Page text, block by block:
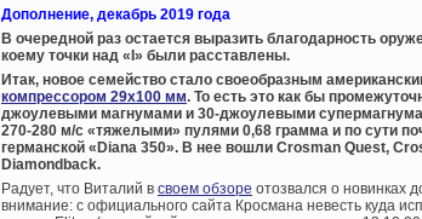
Дополнение, декабрь 2019 года
В очередной раз остается выразить благодарность
коему точки над «I» были расставлены.
Итак, новое семейство стало своеобразным
компрессором 29х100 мм. То есть это как бы
джоулевыми магнумами и 30-джоулевыми
270-280 м/с «тяжелыми» пулями 0,68 грамма и по сути
германской «Diana 350». В нее вошли Crosman Quest,
Diamondback.
Радует, что Виталий в своем обзоре отозвался о новинках
внимание: с официального сайта Кросмана невесть куда